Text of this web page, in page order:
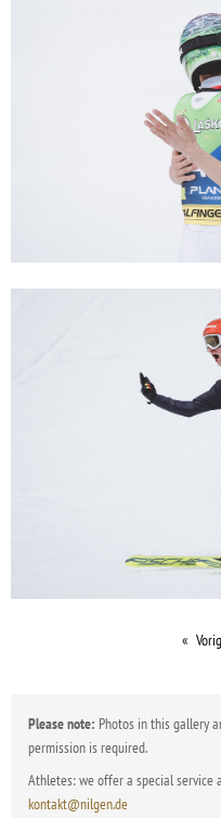
Please note: Photos in this gallery
permission is required.
Athletes: we offer a special service
kontakt@nilgen.de